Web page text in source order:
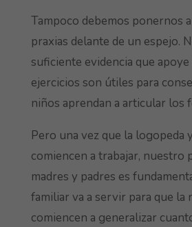
Tampoco debemos ponernos
praxias delante de un espejo.
suficiente evidencia que
ejercicios son útiles para
niños aprendan a articular los
Pero una vez que la logopeda
comiencen a trabajar, nuestro
madres y padres es
familiar va a servir para que la
comiencen a generalizar